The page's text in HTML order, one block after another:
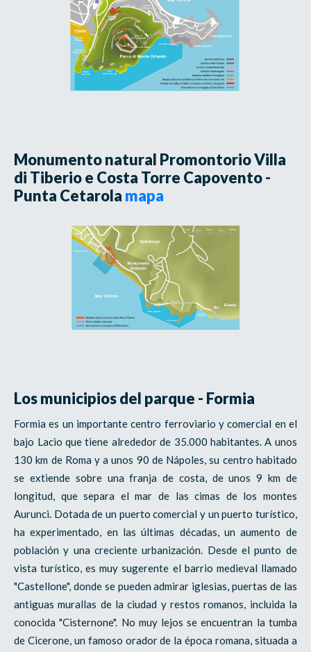
Monumento natural Promontorio Villa
di Tiberio e Costa Torre Capovento -
Punta Cetarola mapa
Los municipios del parque - Formia
Formia es un importante centro ferroviario y comercial en el
bajo Lacio que tiene alrededor de 35.000 habitantes. A unos
130 km de Roma y a unos 90 de Nápoles, su centro habitado
se extiende sobre una franja de costa, de unos 9 km de
longitud, que separa el mar de las cimas de los montes
Aurunci. Dotada de un puerto comercial y un puerto turístico,
ha experimentado, en las últimas décadas, un aumento de
población y una creciente urbanización. Desde el punto de
vista turístico, es muy sugerente el barrio medieval llamado
"Castellone", donde se pueden admirar iglesias, puertas de las
antiguas murallas de la ciudad y restos romanos, incluida la
conocida "Cisternone". No muy lejos se encuentran la tumba
de Cicerone, un famoso orador de la época romana, situada a